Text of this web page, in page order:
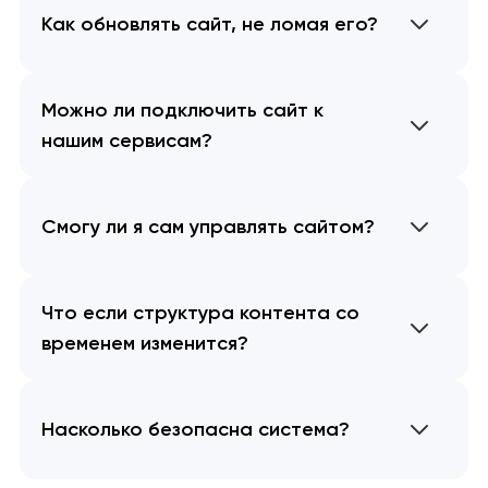
Как обновлять сайт, не ломая его?
Можно ли подключить сайт к
нашим сервисам?
Смогу ли я сам управлять сайтом?
Что если структура контента со
временем изменится?
Насколько безопасна система?